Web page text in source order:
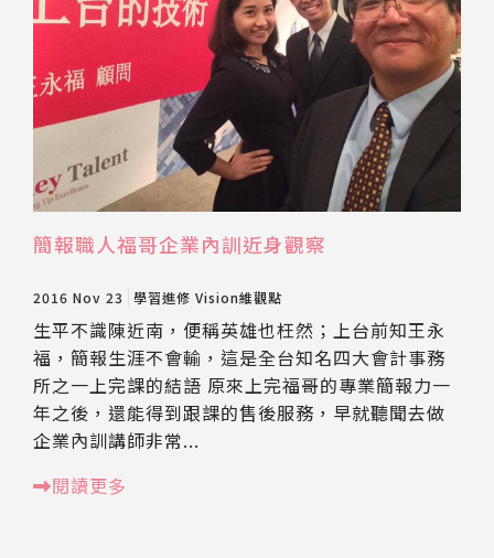
簡報職人福哥企業內訓近身觀察
2016 Nov 23 學習進修 Vision維觀點
生平不識陳近南，便稱英雄也枉然；上台前知王永
福，簡報生涯不會輸，這是全台知名四大會計事務
所之一上完課的結語 原來上完福哥的專業簡報力一
年之後，還能得到跟課的售後服務，早就聽聞去做
企業內訓講師非常...
閱讀更多